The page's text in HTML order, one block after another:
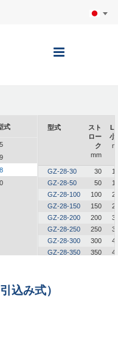
ナ
式 型式
スト
ロー
ク
mm
L
小
GZ-28-30 30
GZ-28-50
50
GZ-28-100
100
GZ-28-150
150
GZ-28-200
200
GZ-28-250
250
GZ-28-300
300
GZ-28-350
350
GZ-28-500
GZ-28-550
込み式）